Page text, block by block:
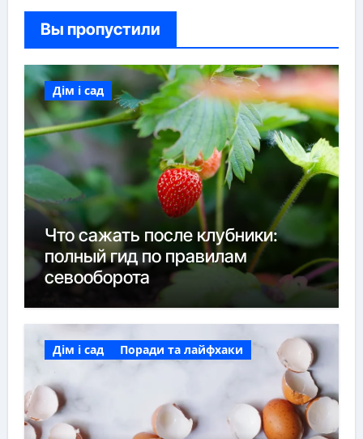
Вы пропустили
Дім і сад
Что сажать после клубники:
полный гид по правилам
севооборота
Дім і сад Поради та лайфхаки